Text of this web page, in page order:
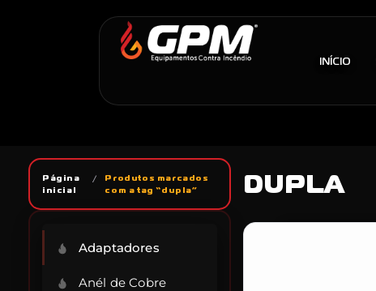
INÍCIO
Página
inicial
/
Produtos marcados
com a tag “dupla”
Adaptadores
Anél de Cobre
DUPLA